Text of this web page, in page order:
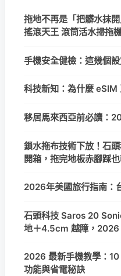
拖地不再是「把髒水抹
搖滾天王 滾筒活水掃拖
手機安全健檢：這幾個
科技新知：為什麼
移居馬來西亞前必讀：
鎖水拖布技術下放！石
開箱，拖完地板赤腳踩
2026年美國旅行指南：
石頭科技 Saros 20
地＋4.5cm 越障，2026
2026 最新手機教學：
功能與省電秘訣